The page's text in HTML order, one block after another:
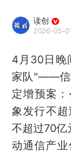
读创
2026-05-
4月30日晚
家队"——信
定增预案
象发行不
不超过70亿
动通信产